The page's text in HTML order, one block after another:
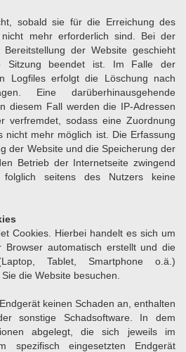
sobald sie für die Erreichung des
mehr erforderlich sind. Bei der
der Website geschieht
Sitzung beendet ist. Im Falle der
Logfiles erfolgt die Löschung nach
Eine darüberhinausgehende
diesem Fall werden die IP-Adressen
verfremdet, sodass eine Zuordnung
nicht mehr möglich ist. Die Erfassung
der Website und die Speicherung der
Betrieb der Internetseite zwingend
seitens des Nutzers keine
Cookies. Hierbei handelt es sich um
Browser automatisch erstellt und die
Tablet, Smartphone o.ä.)
die Website besuchen.
keinen Schaden an, enthalten
sonstige Schadsoftware. In dem
abgelegt, die sich jeweils im
spezifisch eingesetzten Endgerät